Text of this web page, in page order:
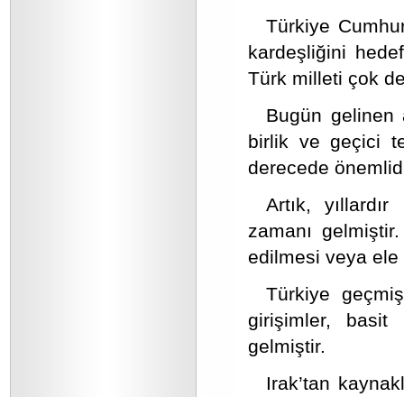
Türkiye
kardeşliğini
Türk milleti çok
Bugün gelinen
birlik ve geçici
derecede
Artık,
zamanı
edilmesi veya
Türkiye
girişimler,
gelmiştir.
Irak’tan